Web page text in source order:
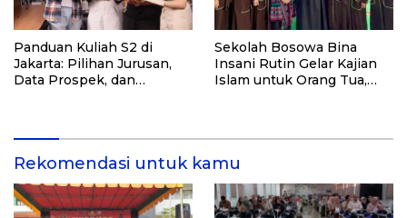
Panduan Kuliah S2 di
Jakarta: Pilihan Jurusan,
Data Prospek, dan
Sekolah Bosowa Bina
Insani Rutin Gelar Kajian
Islam untuk Orang Tua,
Rekomendasi untuk kamu